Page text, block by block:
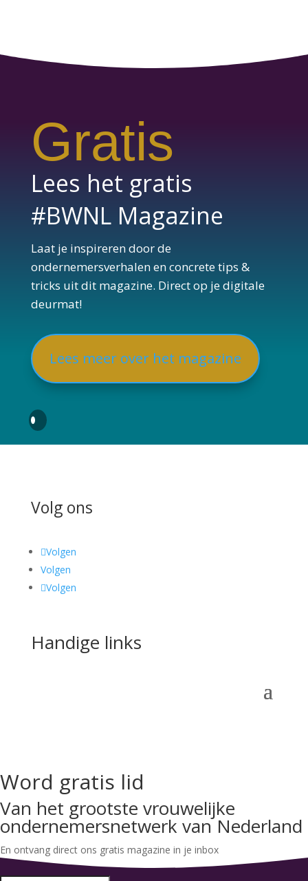
Gratis
Lees het gratis
#BWNL Magazine
Laat je inspireren door de
ondernemersverhalen en concrete tips &
tricks uit dit magazine. Direct op je digitale
deurmat!
Lees meer over het magazine
Volg ons
Volgen
Volgen
Volgen
Handige links
Word gratis lid
Van het grootste vrouwelijke
ondernemersnetwerk van Nederland
En ontvang direct ons gratis magazine in je inbox